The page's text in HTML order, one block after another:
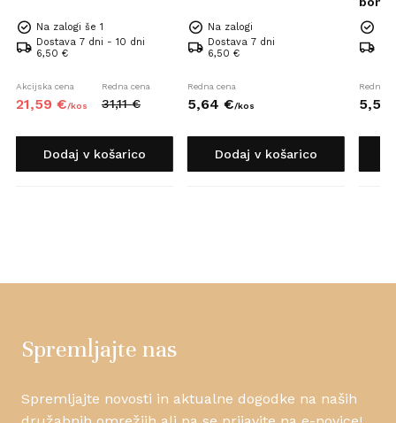
Na zalogi še 1
Dostava 7 dni - 10 dni
6,50 €
Akcijska cena
21,59 €/kos
Redna cena
31,11 €
Dodaj v košarico
Na zalogi
Dostava 7 dni
6,50 €
Redna cena
5,64 €/kos
Dodaj v košarico
Redna
5,56
Spremljajte nas
Spremljajte novosti in aktualne dogodke na naših